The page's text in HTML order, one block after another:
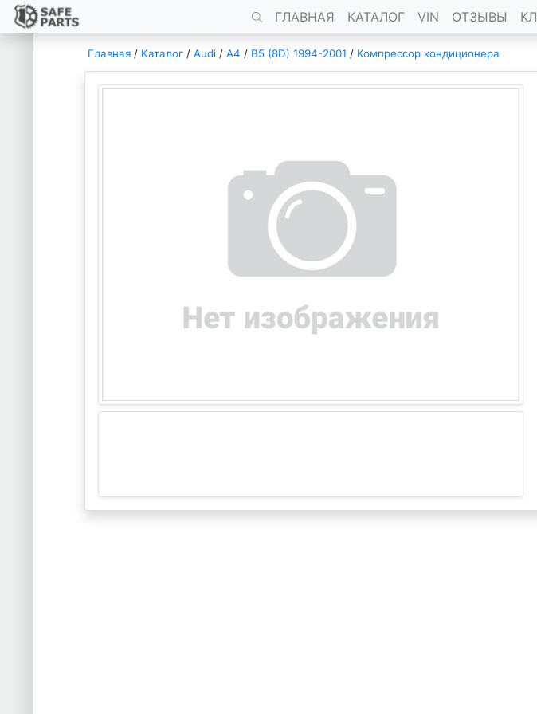
ГЛАВНАЯ КАТАЛОГ VIN ОТЗЫВЫ
Главная / Каталог / Audi / A4 / B5 (8D) 1994-2001 / Компрессор кондиционера